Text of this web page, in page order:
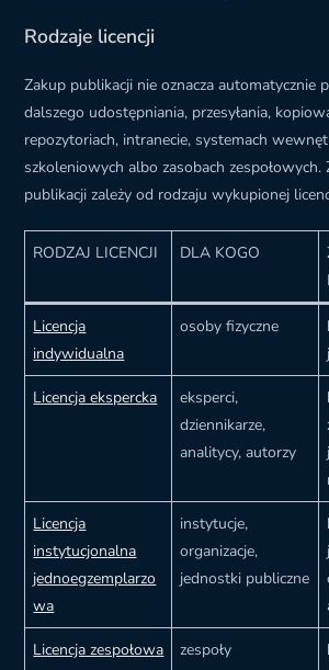
Rodzaje licencji
Zakup publikacji nie oznacza automatycznie
dalszego udostępniania, przesyłania,
repozytoriach, intranecie, systemach
szkoleniowych albo zasobach zespołowych.
publikacji zależy od rodzaju wykupionej
RODZAJ LICENCJI DLA KOGO
Licencja
indywidualna
osoby fizyczne
Licencja ekspercka
eksperci,
dziennikarze,
analitycy, autorzy
Licencja
instytucjonalna
jednoegzemplarzo
wa
instytucje,
organizacje,
jednostki publiczne
Licencja zespołowa
zespoły